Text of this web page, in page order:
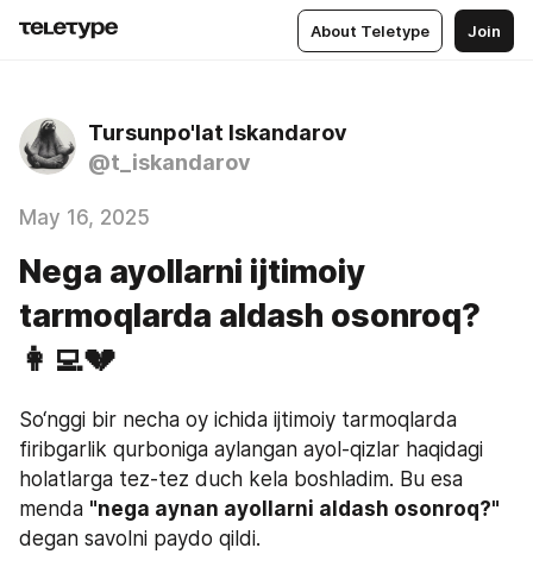
About Teletype Join
Tursunpo'lat Iskandarov
@t_iskandarov
May 16, 2025
Nega ayollarni ijtimoiy
tarmoqlarda aldash osonroq?
👩‍💻💔
So‘nggi bir necha oy ichida ijtimoiy tarmoqlarda
firibgarlik qurboniga aylangan ayol-qizlar haqidagi
holatlarga tez-tez duch kela boshladim. Bu esa
menda
degan savolni paydo qildi.